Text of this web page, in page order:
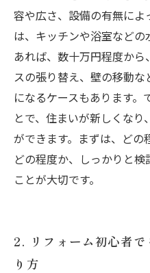
容や広さ、設備の有無によ
は、キッチンや浴室など
あれば、数十万円程度か
スの張り替え、壁の移動
になるケースもあります
とで、住まいが新しくな
ができます。まずは、ど
どの程度か、しっかりと
ことが大切です。
2. リフォーム初心者
り方